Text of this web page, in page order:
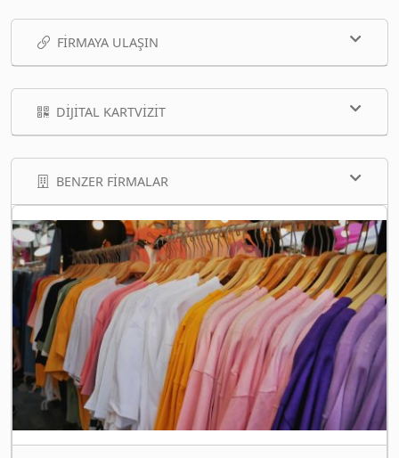
FIRMAYA ULAŞIN
DIJITAL KARTVIZIT
BENZER FIRMALAR